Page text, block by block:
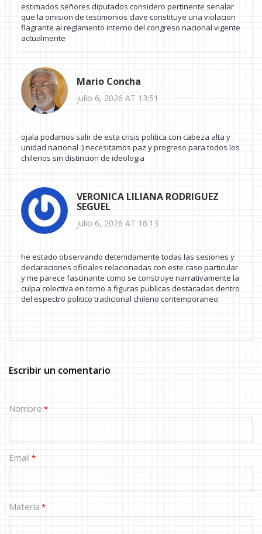
estimados señores diputados considero pertinente senalar
que la omision de testimonios clave constituye una violacion
flagrante al reglamento interno del congreso nacional vigente
actualmente
Mario Concha
julio 6, 2026 AT 13:51
ojala podamos salir de esta crisis politica con cabeza alta y
unidad nacional :) necesitamos paz y progreso para todos los
chilenos sin distincion de ideologia
VERONICA LILIANA RODRIGUEZ
SEGUEL
julio 6, 2026 AT 16:13
he estado observando detenidamente todas las sesiones y
declaraciones oficiales relacionadas con este caso particular
y me parece fascinante como se construye narrativamente la
culpa colectiva en torno a figuras publicas destacadas dentro
del espectro politico tradicional chileno contemporaneo
Escribir un comentario
Nombre *
Email *
Materia *